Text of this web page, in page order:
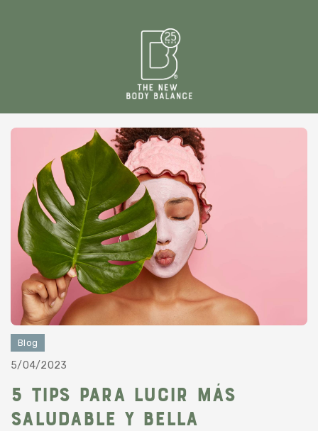
Blog
5/04/2023
5 tips para lucir más
saludable y bella